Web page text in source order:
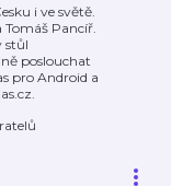
i ve světě.
Tomáš Pancíř.
stůl
poslouchat
pro Android a